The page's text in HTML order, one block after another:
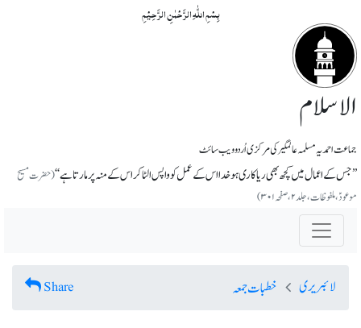
بِسۡمِ اللّٰہِ الرَّحۡمٰنِ الرَّحِیۡمِ
الاسلام
جماعت احمدیہ مسلمہ عالمگیر کی مرکزی اُردو ویب سائٹ
’’جس کے اعمال میں کچھ بھی ریاکاری ہوخدا اس کے عمل کو واپس الٹاکر اس کے منہ پر مارتا ہے‘‘(حضرت مسیح
موعودؑ،ملفوظات ، جلد ۲، صفحہ ۳۰۱)
لائبریری خطبات جمعہ Share